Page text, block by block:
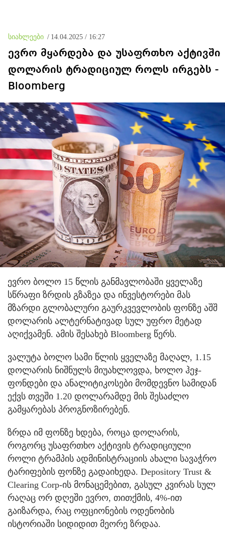
სიახლეები / 14.04.2025 / 16:27
ევრო მყარდება და უსაფრთხო აქტივში
დოლარის ტრადიციულ როლს ირგებს -
Bloomberg
ევრო ბოლო 15 წლის განმავლობაში ყველაზე
სწრაფი ზრდის გზაზეა და ინვესტორები მას
მზარდი გლობალური გაურკვევლობის ფონზე აშშ
დოლარის ალტერნატივად სულ უფრო მეტად
აღიქვამენ. ამის შესახებ Bloomberg წერს.
ვალუტა ბოლო სამი წლის ყველაზე მაღალ, 1.15
დოლარის ნიშნულს მიუახლოვდა, ხოლო ჰეჯ-
ფონდები და ანალიტიკოსები მომდევნო სამიდან
ექვს თვეში 1.20 დოლარამდე მის შესაძლო
გამყარებას პროგნოზირებენ.
ზრდა იმ ფონზე ხდება, როცა დოლარის,
როგორც უსაფრთხო აქტივის ტრადიციული
როლი ტრამპის ადმინისტრაციის ახალი სავაჭრო
ტარიფების ფონზე გადაიხედა. Depository Trust &
Clearing Corp-ის მონაცემებით, გასულ კვირას სულ
რაღაც ორ დღეში ევრო, თითქმის, 4%-ით
გაიზარდა, რაც ოფციონების ოდენობის
ისტორიაში სიდიდით მეორე ზრდაა.